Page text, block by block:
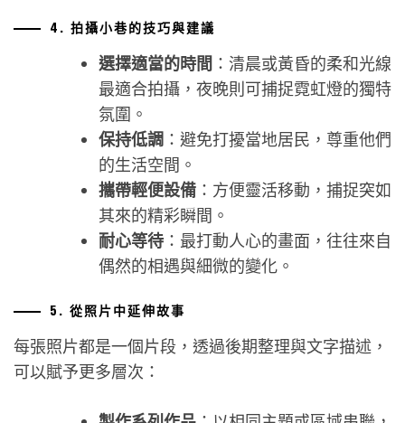
4. 拍攝小巷的技巧與建議
選擇適當的時間 ：清晨或黃昏的柔和光線
最適合拍攝，夜晚則可捕捉霓虹燈的獨特
氛圍。
保持低調 ：避免打擾當地居民，尊重他們
的生活空間。
攜帶輕便設備 ：方便靈活移動，捕捉突如
其來的精彩瞬間。
耐心等待 ：最打動人心的畫面，往往來自
偶然的相遇與細微的變化。
5. 從照片中延伸故事
每張照片都是一個片段，透過後期整理與文字描述，
可以賦予更多層次：